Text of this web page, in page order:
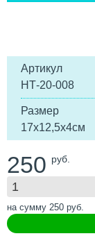
Артикул
НТ-20-008
Размер
17х12,5х4см
250 руб.
на сумму 250 руб.